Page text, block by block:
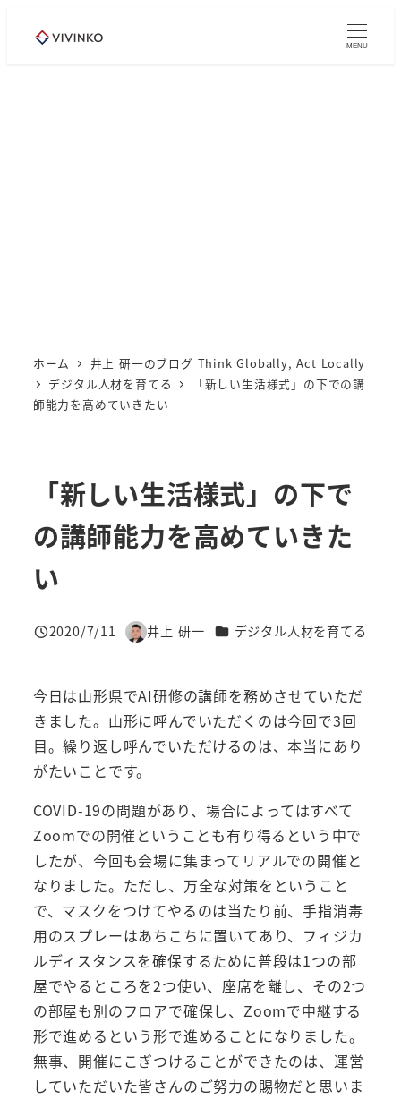
MENU
ホーム
井上 研一のブログ Think Globally, Act Locally
デジタル人材を育てる
「新しい生活様式」の下での講
師能力を高めていきたい
「新しい生活様式」の下で
の講師能力を高めていきた
い
投稿日
2020/7/11
著
井上 研一 カテゴリー
デジタル人材を育てる
今日は山形県でAI研修の講師を務めさせていただ
きました。山形に呼んでいただくのは今回で3回
目。繰り返し呼んでいただけるのは、本当にあり
がたいことです。
COVID-19の問題があり、場合によってはすべて
Zoomでの開催ということも有り得るという中で
したが、今回も会場に集まってリアルでの開催と
なりました。ただし、万全な対策をということ
で、マスクをつけてやるのは当たり前、手指消毒
用のスプレーはあちこちに置いてあり、フィジカ
ルディスタンスを確保するために普段は1つの部
屋でやるところを2つ使い、座席を離し、その2つ
の部屋も別のフロアで確保し、Zoomで中継する
形で進めるという形で進めることになりました。
無事、開催にこぎつけることができたのは、運営
していただいた皆さんのご努力の賜物だと思いま